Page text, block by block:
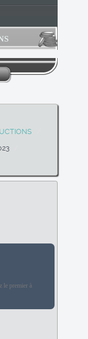
le premier à